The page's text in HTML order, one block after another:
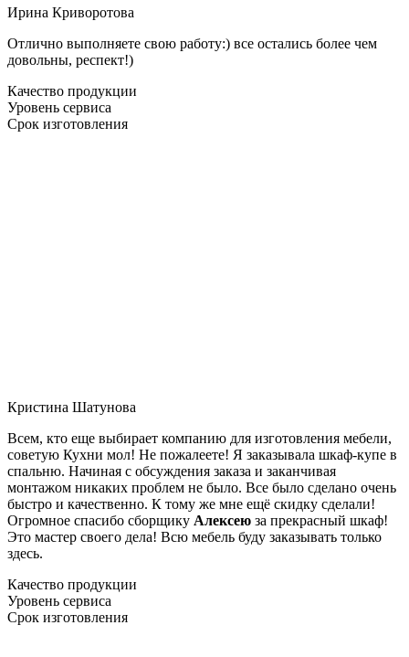
Ирина Криворотова
Отлично выполняете свою работу:) все остались более чем
довольны, респект!)
Качество продукции
Уровень сервиса
Срок изготовления
Кристина Шатунова
Всем, кто еще выбирает компанию для изготовления мебели,
советую Кухни мол! Не пожалеете! Я заказывала шкаф-купе в
спальню. Начиная с обсуждения заказа и заканчивая
монтажом никаких проблем не было. Все было сделано очень
быстро и качественно. К тому же мне ещё скидку сделали!
Огромное спасибо сборщику Алексею за прекрасный шкаф!
Это мастер своего дела! Всю мебель буду заказывать только
здесь.
Качество продукции
Уровень сервиса
Срок изготовления